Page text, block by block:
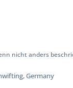
nicht anders
Germany